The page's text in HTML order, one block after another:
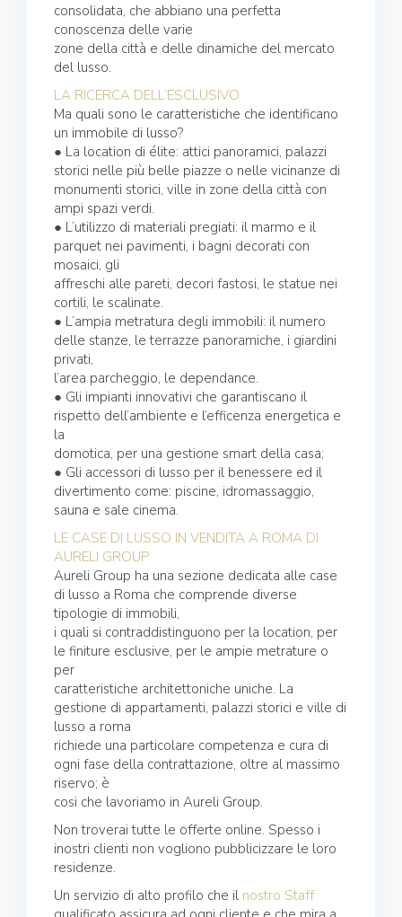
consolidata, che abbiano una perfetta
conoscenza delle varie
zone della città e delle dinamiche del mercato
del lusso.
LA RICERCA DELL’ESCLUSIVO
Ma quali sono le caratteristiche che identificano
un immobile di lusso?
● La location di élite: attici panoramici, palazzi
storici nelle più belle piazze o nelle vicinanze di
monumenti storici, ville in zone della città con
ampi spazi verdi.
● L’utilizzo di materiali pregiati: il marmo e il
parquet nei pavimenti, i bagni decorati con
mosaici, gli
affreschi alle pareti, decori fastosi, le statue nei
cortili, le scalinate.
● L’ampia metratura degli immobili: il numero
delle stanze, le terrazze panoramiche, i giardini
privati,
l’area parcheggio, le dependance.
● Gli impianti innovativi che garantiscano il
rispetto dell’ambiente e l’efficenza energetica e
la
domotica, per una gestione smart della casa;
● Gli accessori di lusso per il benessere ed il
divertimento come: piscine, idromassaggio,
sauna e sale cinema.
LE CASE DI LUSSO IN VENDITA A ROMA DI
AURELI GROUP
Aureli Group ha una sezione dedicata alle case
di lusso a Roma che comprende diverse
tipologie di immobili,
i quali si contraddistinguono per la location, per
le finiture esclusive, per le ampie metrature o
per
caratteristiche architettoniche uniche. La
gestione di appartamenti, palazzi storici e ville di
lusso a roma
richiede una particolare competenza e cura di
ogni fase della contrattazione, oltre al massimo
riservo; è
cosi che lavoriamo in Aureli Group.
Non troverai tutte le offerte online. Spesso i
inostri clienti non vogliono pubblicizzare le loro
residenze.
Un servizio di alto profilo che il nostro Staff